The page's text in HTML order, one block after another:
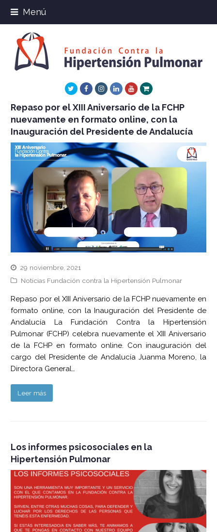
Menú
TwitterFacebookInstagram
LinkedInYoutube
Xing
Repaso por el XIII Aniversario de la FCHP
nuevamente en formato online, con la
Inauguración del Presidente de Andalucía
29 noviembre, 2021
Noticias Fundación contra la Hipertensión Pulmonar
Repaso por el XIII Aniversario de la FCHP nuevamente en
formato online, con la Inauguración del Presidente de
Andalucía La Fundación Contra la Hipertensión
Pulmonar (FCHP) celebra nuevamente el XIII Aniversario
de la FCHP en formato online. Con inauguración del
cargo del Presidente de Andalucía Juanma Moreno, la
Directora General…
Leer más
Los informes psicosociales en la
Hipertensión Pulmonar